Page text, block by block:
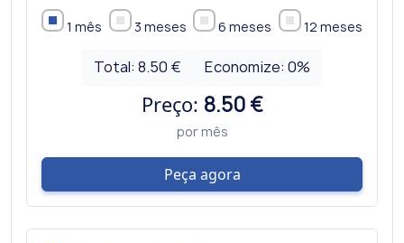
1 mês 3 meses 6 meses 12 meses
Total:8.50 € Economize: 0%
Preço: 8.50 €
por mês
Peça agora